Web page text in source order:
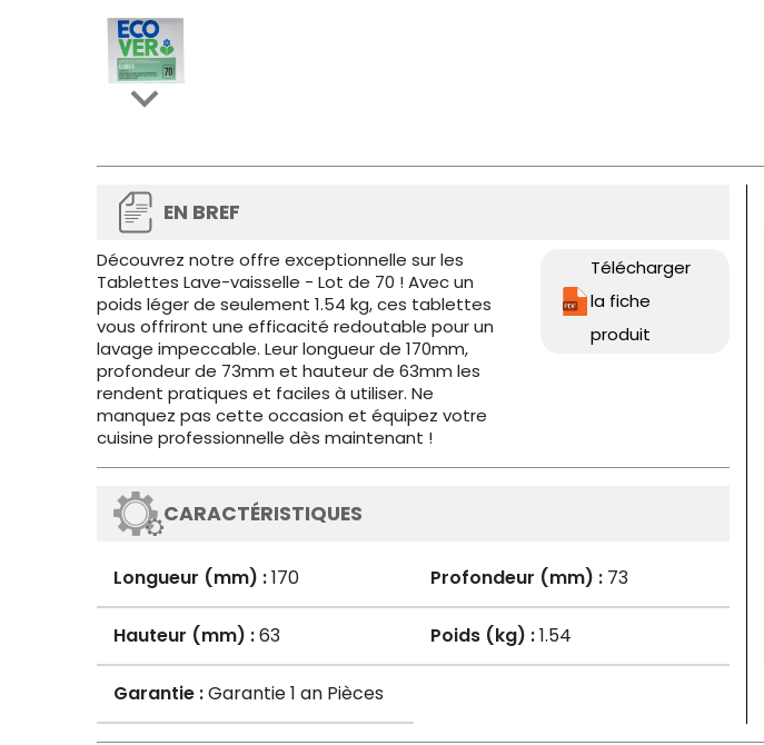

EN BREF
Découvrez notre offre exceptionnelle sur les
Tablettes Lave-vaisselle - Lot de 70 ! Avec un
poids léger de seulement 1.54 kg, ces tablettes
vous offriront une efficacité redoutable pour un
lavage impeccable. Leur longueur de 170mm,
profondeur de 73mm et hauteur de 63mm les
rendent pratiques et faciles à utiliser. Ne
manquez pas cette occasion et équipez votre
cuisine professionnelle dès maintenant !
Télécharger
la fiche
produit
CARACTÉRISTIQUES
Longueur (mm) :170 Profondeur (mm) :73
Hauteur (mm) :63 Poids (kg) :1.54
Garantie :Garantie 1 an Pièces